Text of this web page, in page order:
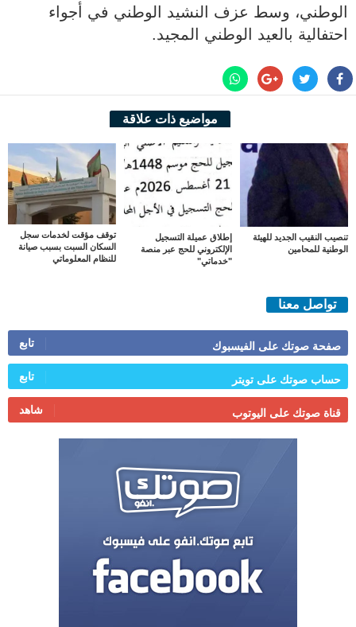
الوطني، وسط عزف النشيد الوطني في أجواء
احتفالية بالعيد الوطني المجيد.
مواضيع ذات علاقة
تنصيب النقيب الجديد للهيئة
الوطنية للمحامين
إطلاق عميلة التسجيل
الإلكتروني للحج عبر منصة
"خدماتي"
توقف مؤقت لخدمات سجل
السكان السبت بسبب صيانة
للنظام المعلوماتي
تواصل معنا
صفحة صوتك على الفيسبوك تابع
حساب صوتك على تويتر تابع
قناة صوتك على اليوتوب شاهد